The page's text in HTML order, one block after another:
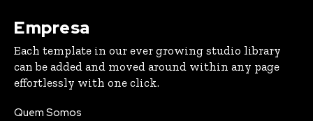
Empresa
Each template in our ever growing studio library
can be added and moved around within any page
effortlessly with one click.
Quem Somos